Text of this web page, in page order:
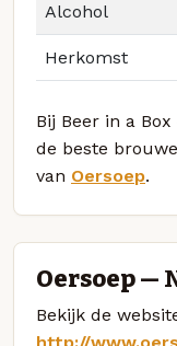
Alcohol
Herkomst
Bij Beer in a
de beste
van Oersoep.
Oersoep —
Bekijk de